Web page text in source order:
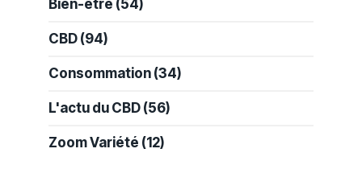
Bien-être (54)
CBD (94)
Consommation (34)
L'actu du CBD (56)
Zoom Variété (12)